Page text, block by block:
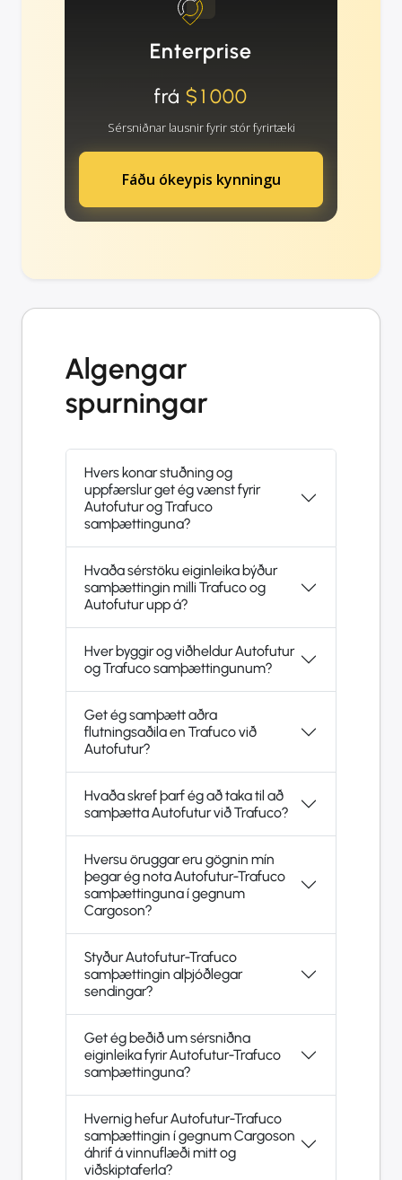
Enterprise
frá $1000
Sérsniðnar lausnir fyrir stór fyrirtæki
Fáðu ókeypis kynningu
Algengar
spurningar
Hvers konar stuðning og
uppfærslur get ég vænst fyrir
Autofutur og Trafuco
samþættinguna?
Hvaða sérstöku eiginleika býður
samþættingin milli Trafuco og
Autofutur upp á?
Hver byggir og viðheldur Autofutur
og Trafuco samþættingunum?
Get ég samþætt aðra
flutningsaðila en Trafuco við
Autofutur?
Hvaða skref þarf ég að taka til að
samþætta Autofutur við Trafuco?
Hversu öruggar eru gögnin mín
þegar ég nota Autofutur-Trafuco
samþættinguna í gegnum
Cargoson?
Styður Autofutur-Trafuco
samþættingin alþjóðlegar
sendingar?
Get ég beðið um sérsniðna
eiginleika fyrir Autofutur-Trafuco
samþættinguna?
Hvernig hefur Autofutur-Trafuco
samþættingin í gegnum Cargoson
áhrif á vinnuflæði mitt og
viðskiptaferla?